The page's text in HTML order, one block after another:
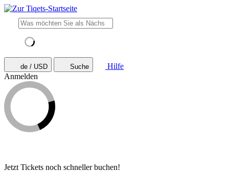
de / USD Suche
Hilfe
Anmelden
Jetzt Tickets noch schneller buchen!